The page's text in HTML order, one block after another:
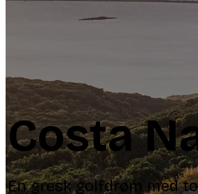
Costa
En gresk golfdrøm med